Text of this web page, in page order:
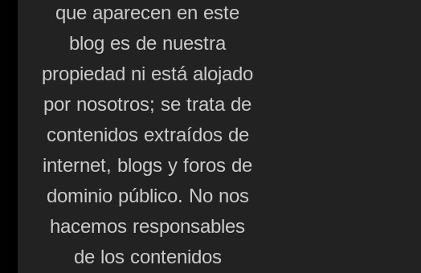
que aparecen en este
blog es de nuestra
propiedad ni está alojado
por nosotros; se trata de
contenidos extraídos de
internet, blogs y foros de
dominio público. No nos
hacemos responsables
de los contenidos